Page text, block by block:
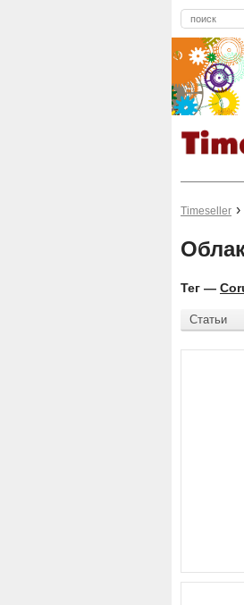
Timeseller
Тег —
Статьи